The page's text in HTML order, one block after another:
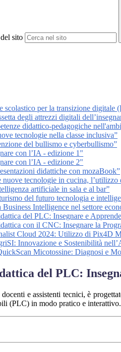
sito
scolastico per la transizione digitale
degli attrezzi digitali
didattico-pedagogiche
tecnologie nella classe inclusiva”
del bullismo e cyberbullismo”
con l’IA - edizione 1"
con l’IA - edizione 2"
didattiche con mozaBook”
tecnologie in cucina, l’utilizzo
artificiale in sala e al bar”
del futuro tecnologia e
Intelligence nel settore
del PLC: Insegnare e
con il CNC: Insegnare la
Cloud 2024: Utilizzo di Pix4D
Innovazione e Sostenibilità
Micotossine: Diagnosi e
del PLC:
e assistenti tecnici, è
(PLC) in modo pratico e interattivo.